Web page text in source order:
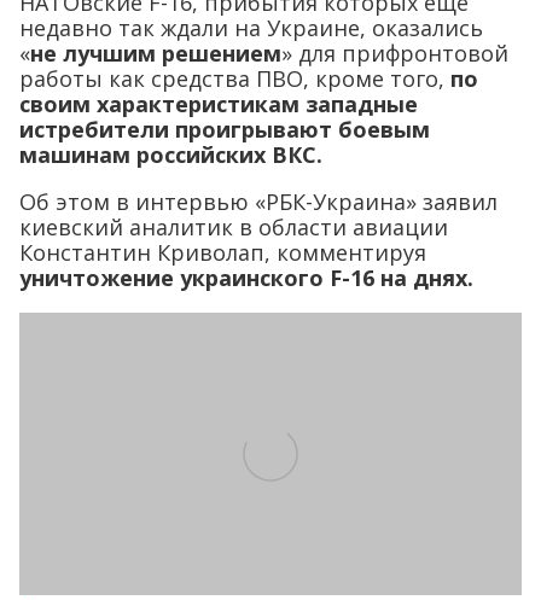
недавно так ждали на Украине, оказались
«не лучшим решением» для прифронтовой
работы как средства ПВО, кроме того, по
своим характеристикам западные
истребители проигрывают боевым
машинам российских ВКС.
Об этом в интервью «РБК-Украина» заявил
киевский аналитик в области авиации
Константин Криволап, комментируя
уничтожение украинского F-16 на днях.